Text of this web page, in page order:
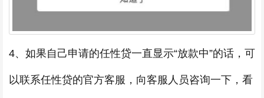
4、如果自己申请的任性贷一直显示“放款中”的话，可
以联系任性贷的官方客服，向客服人员咨询一下，看